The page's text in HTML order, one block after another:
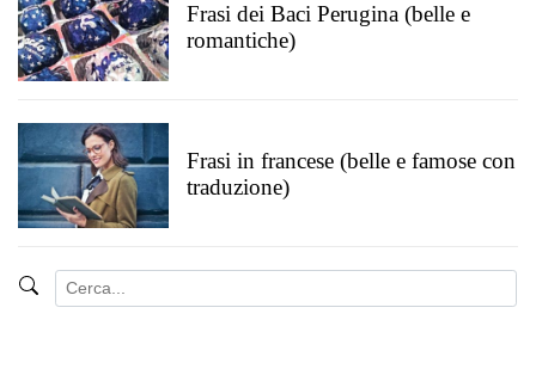
Frasi dei Baci Perugina (belle e
romantiche)
Frasi in francese (belle e famose con
traduzione)